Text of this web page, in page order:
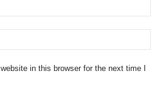
in this browser for the next time I